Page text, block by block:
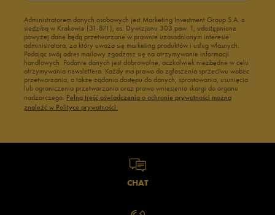
Administratorem danych osobowych jest Marketing Investment Group S.A. z
siedzibą w Krakowie (31-871), os. Dywizjonu 303 paw. 1, udostępnione
powyżej dane będą przetwarzane w prawnie uzasadnionym interesie
administratora, za który uważa się marketing produktów i usług własnych.
Podając swój adres mailowy zgadzasz się na otrzymywanie informacji
handlowych. Podanie danych jest dobrowolne, aczkolwiek niezbędne w celu
otrzymywania newslettera. Każdy ma prawo do zgłoszenia sprzeciwu wobec
przetwarzania, a także żądania dostępu do danych, sprostowania, usunięcia
lub ograniczenia przetwarzania oraz prawo wniesienia skargi do organu
nadzorczego. Pełną treść oświadczenia o ochronie prywatności można
znaleźć w Polityce prywatności.
CHAT